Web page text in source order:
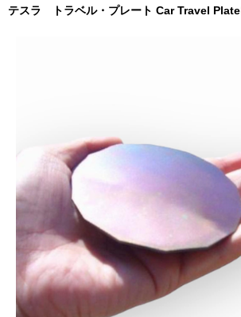
テスラ トラベル・プレート Car Travel Plate